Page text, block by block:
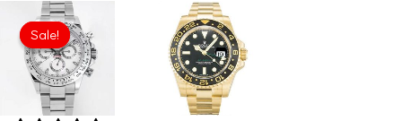
Sale!
Sale!
Original
price
was:
£1,032.00.